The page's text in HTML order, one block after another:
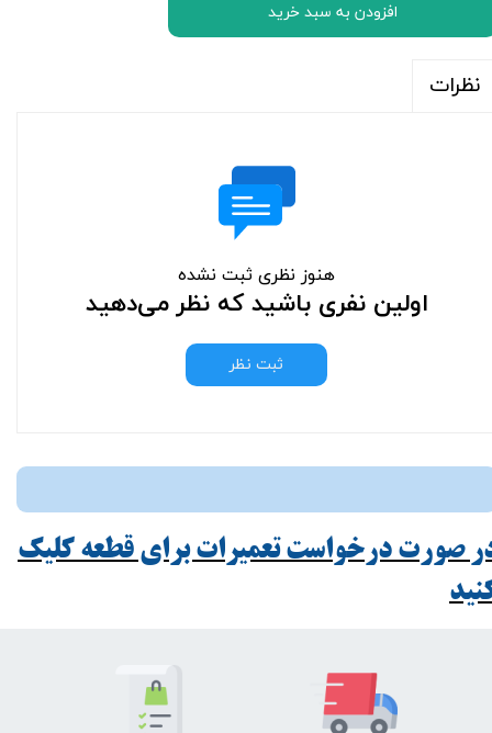
افزودن به سبد خرید
نظرات
هنوز نظری ثبت نشده
اولین نفری باشید که نظر می‌دهید
ثبت نظر
صورت درخواست تعمیرات برای قطعه کلیک